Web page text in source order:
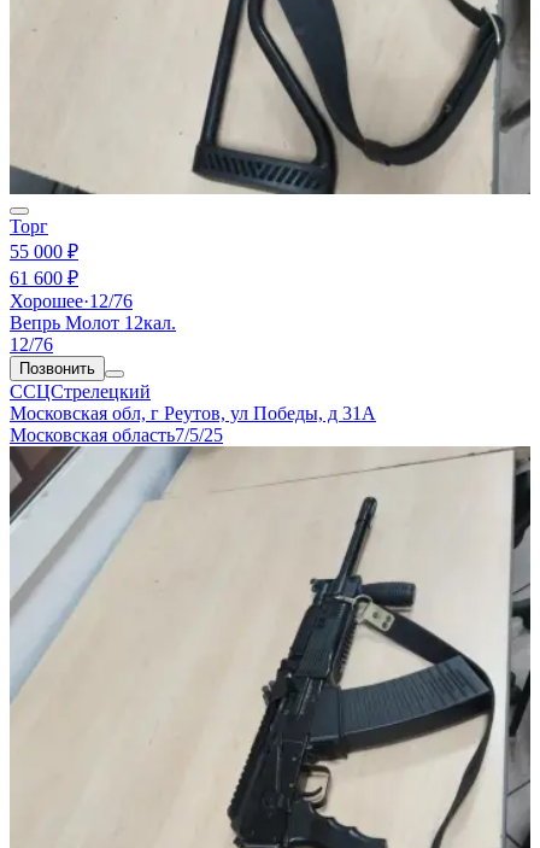
Торг
55 000 ₽
61 600 ₽
Хорошее·12/76
Вепрь Молот 12кал.
12/76
Позвонить
ССЦСтрелецкий
Московская обл, г Реутов, ул Победы, д 31А
Московская область7/5/25